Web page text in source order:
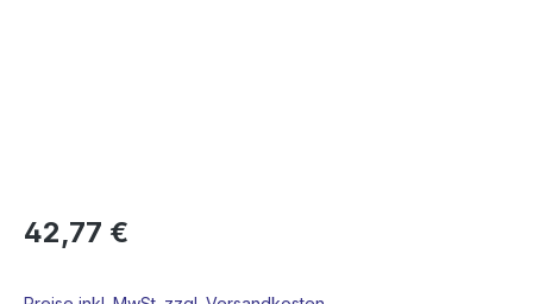
42,77 €